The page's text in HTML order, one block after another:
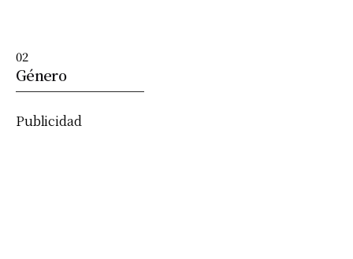
02
Género
Publicidad